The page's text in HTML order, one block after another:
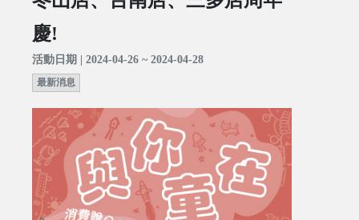
慶!
活動日期 | 2024-04-26 ~ 2024-04-28
最新消息